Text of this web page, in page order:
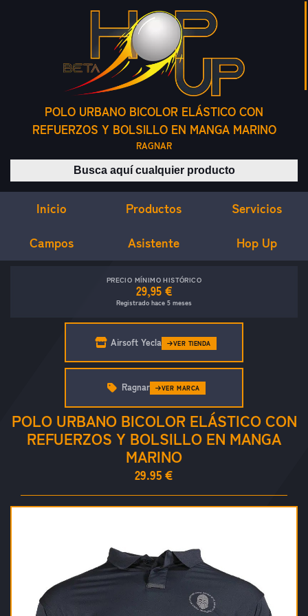
POLO URBANO BICOLOR ELÁSTICO CON
REFUERZOS Y BOLSILLO EN MANGA MARINO
RAGNAR
Buscar productos
Inicio Productos Servicios
Campos Asistente Hop Up
PRECIO MÍNIMO HISTÓRICO
29,95 €
Registrado hace 5 meses
Airsoft Yecla VER TIENDA
POLO URBANO BICOLOR ELÁSTICO CON
REFUERZOS Y BOLSILLO EN MANGA
MARINO
29.95 €
Ragnar VER MARCA